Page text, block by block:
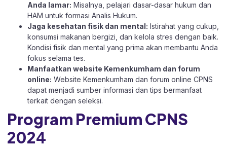
Anda lamar: Misalnya, pelajari dasar-dasar hukum dan
HAM untuk formasi Analis Hukum.
Jaga kesehatan fisik dan mental: Istirahat yang cukup,
konsumsi makanan bergizi, dan kelola stres dengan baik.
Kondisi fisik dan mental yang prima akan membantu Anda
fokus selama tes.
Manfaatkan website Kemenkumham dan forum
online: Website Kemenkumham dan forum online CPNS
dapat menjadi sumber informasi dan tips bermanfaat
terkait dengan seleksi.
Program Premium CPNS
2024